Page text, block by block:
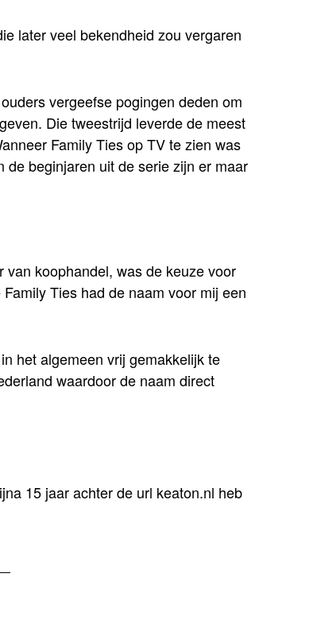
later veel bekendheid zou vergaren
vergeefse pogingen deden om
Die tweestrijd leverde de meest
Family Ties op TV te zien was
beginjaren uit de serie zijn er maar
koophandel, was de keuze voor
Ties had de naam voor mij een
het algemeen vrij gemakkelijk te
waardoor de naam direct
15 jaar achter de url keaton.nl heb